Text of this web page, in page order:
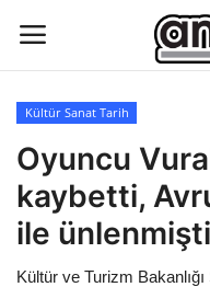
Künye
Eğitim
Kültür Sanat Tarih
Oyuncu
kaybetti,
ile ünlenmişti
Kültür ve Turizm